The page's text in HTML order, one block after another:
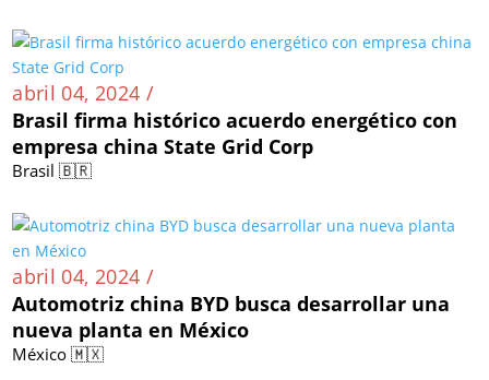
abril 04, 2024 /
Brasil firma histórico acuerdo energético con
empresa china State Grid Corp
Brasil 🇧🇷
abril 04, 2024 /
Automotriz china BYD busca desarrollar una
nueva planta en México
México 🇲🇽